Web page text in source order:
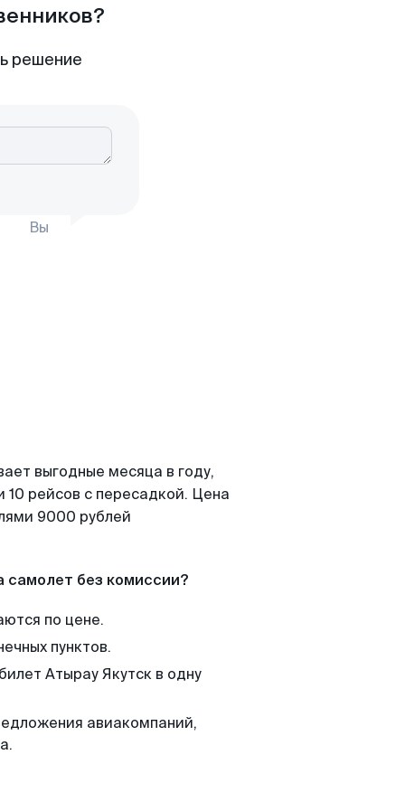
решение
Вы
выгодные месяца в году,
рейсов с пересадкой. Цена
9000 рублей
самолет без комиссии?
по цене.
пунктов.
Атырау Якутск в одну
авиакомпаний,